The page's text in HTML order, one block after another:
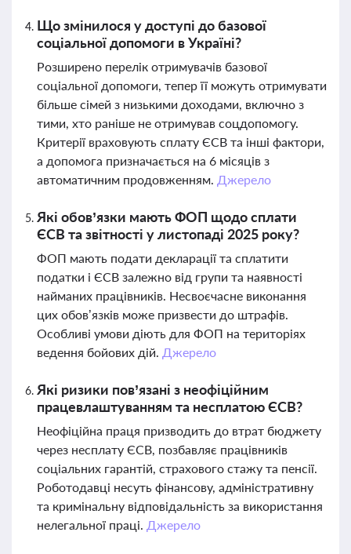
Що змінилося у доступі до базової
соціальної допомоги в Україні?
Розширено перелік отримувачів базової
соціальної допомоги, тепер її можуть отримувати
більше сімей з низькими доходами, включно з
тими, хто раніше не отримував соцдопомогу.
Критерії враховують сплату ЄСВ та інші фактори,
а допомога призначається на 6 місяців з
автоматичним продовженням. Джерело
Які обов’язки мають ФОП щодо сплати
ЄСВ та звітності у листопаді 2025 року?
ФОП мають подати декларації та сплатити
податки і ЄСВ залежно від групи та наявності
найманих працівників. Несвоєчасне виконання
цих обов’язків може призвести до штрафів.
Особливі умови діють для ФОП на територіях
ведення бойових дій. Джерело
Які ризики пов’язані з неофіційним
працевлаштуванням та несплатою ЄСВ?
Неофіційна праця призводить до втрат бюджету
через несплату ЄСВ, позбавляє працівників
соціальних гарантій, страхового стажу та пенсії.
Роботодавці несуть фінансову, адміністративну
та кримінальну відповідальність за використання
нелегальної праці. Джерело